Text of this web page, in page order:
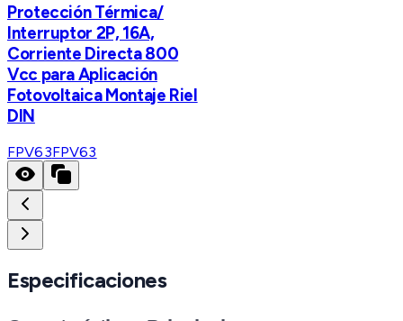
Protección Térmica/
Interruptor 2P, 16A,
Corriente Directa 800
Vcc para Aplicación
Fotovoltaica Montaje Riel
DIN
FPV63FPV63
Especificaciones